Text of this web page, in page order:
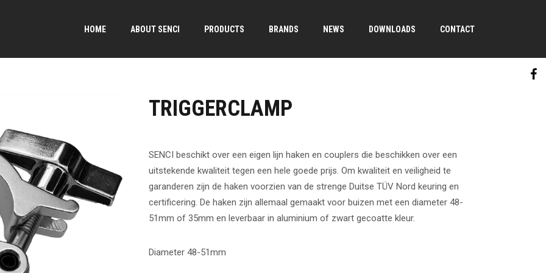
HOME ABOUT SENCI PRODUCTS BRANDS NEWS DOWNLOADS CONTACT
TRIGGERCLAMP
SENCI beschikt over een eigen lijn haken en couplers die beschikken over een
uitstekende kwaliteit tegen een hele goede prijs. Om kwaliteit en veiligheid te
garanderen zijn de haken voorzien van de strenge Duitse TÜV Nord keuring en
certificering. De haken zijn allemaal gemaakt voor buizen met een diameter 48-
51mm of 35mm en leverbaar in aluminium of zwart gecoatte kleur.
Diameter 48-51mm